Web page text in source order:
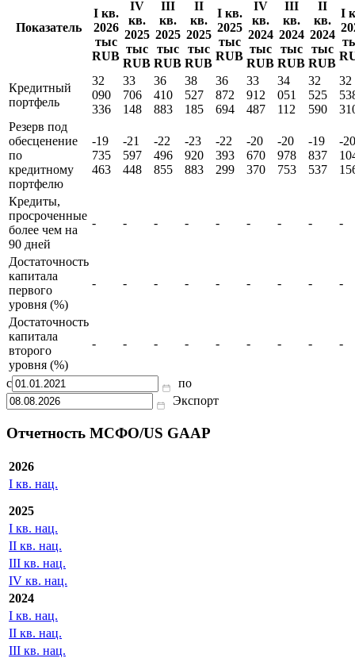
Дополнительные параметры
Показатель
2026
тыс
RUB
IV
кв.
2025
тыс
RUB
III
кв.
2025
тыс
RUB
II
кв.
2025
тыс
RUB
2025
тыс
RUB
IV
кв.
2024
тыс
RUB
III
кв.
2024
тыс
RUB
II
кв.
2024
тыс
RUB
Кредитный
портфель
32
090
336
33
706
148
36
410
883
38
527
185
36
872
694
33
912
487
34
051
112
32
525
590
32
Резерв под
обесценение
по
кредитному
портфелю
463
448
855
883
299
370
753
537
Кредиты,
просроченные
более чем на
90 дней
Достаточность
капитала
первого
уровня (%)
Достаточность
капитала
второго
- - - -
с
по
Отчетность МСФО/US GAAP
I кв. нац.
2025
I кв. нац.
II кв. нац.
III кв. нац.
IV кв. нац.
2024